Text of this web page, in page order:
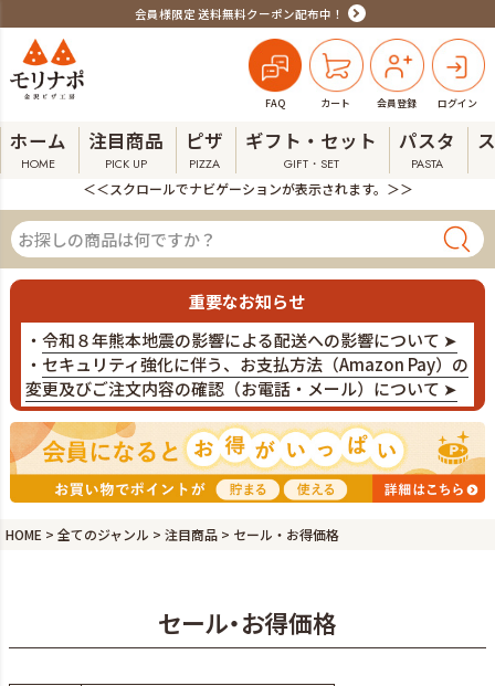
会員様限定 送料無料クーポン配布中！
FAQ カート 会員登録 ログイン
ホーム
HOME
注目商品
PICK UP
ピザ
PIZZA
ギフト・セット
GIFT・SET
パスタ
PASTA
＜＜スクロールでナビゲーションが表示されます。＞＞
重要なお知らせ
・ 令和８年熊本地震の影響による配送への影響について ➤
・ セキュリティ強化に伴う、お支払方法（Amazon Pay）の
変更及びご注文内容の確認（お電話・メール）について ➤
HOME 全てのジャンル 注目商品 セール・お得価格
セール・お得価格